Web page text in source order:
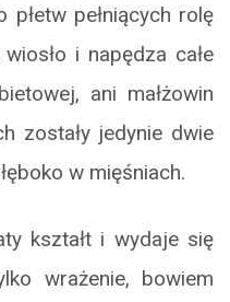
płetw pełniących rolę
i napędza całe
ani małżowin
zostały jedynie dwie
w mięśniach.
kształt i wydaje się
wrażenie, bowiem